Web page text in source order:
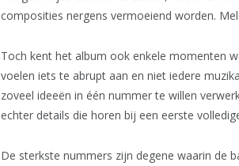
composities nergens vermoeiend worden.
Toch kent het album ook enkele momenten
voelen iets te abrupt aan en niet iedere
zoveel ideeën in één nummer te willen
echter details die horen bij een eerste
De sterkste nummers zijn degene waarin de